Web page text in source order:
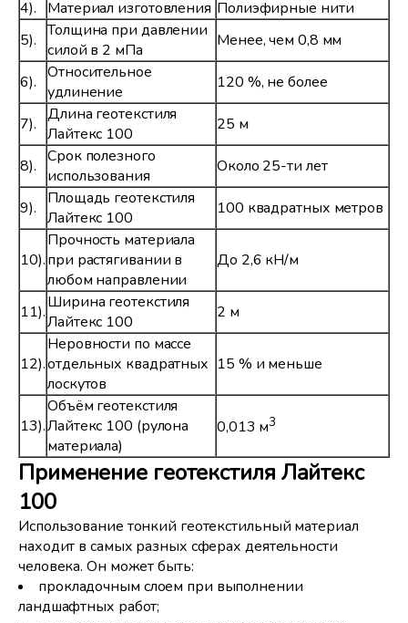
4). Материал изготовления Полиэфирные нити
5). Толщина при давлении
силой в 2 мПа
Менее, чем 0,8 мм
6). Относительное
удлинение
120 %, не более
7). Длина геотекстиля
Лайтекс 100
25 м
8). Срок полезного
использования
Около 25-ти лет
9).
Площадь геотекстиля
Лайтекс 100
100 квадратных метров
10).
Прочность материала
при растягивании в
любом направлении
До 2,6 кН/м
11).Ширина геотекстиля
Лайтекс 100
2 м
12).
Неровности по массе
отдельных квадратных
лоскутов
15 % и меньше
13).
Объём геотекстиля
Лайтекс 100 (рулона
материала)
0,013 м3
Применение геотекстиля Лайтекс
100
Использование тонкий геотекстильный материал
находит в самых разных сферах деятельности
человека. Он может быть:
прокладочным слоем при выполнении
ландшафтных работ;